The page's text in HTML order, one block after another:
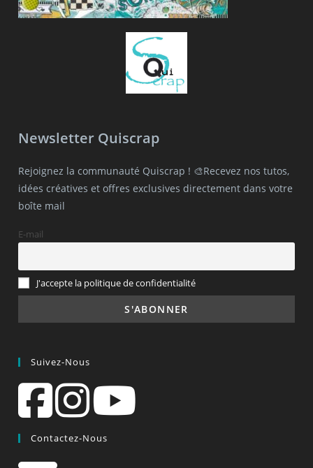
Newsletter Quiscrap
Rejoignez la communauté Quiscrap ! 🎨Recevez nos tutos,
idées créatives et offres exclusives directement dans votre
boîte mail
E-mail
J'accepte la politique de confidentialité
Suivez-Nous
Contactez-Nous